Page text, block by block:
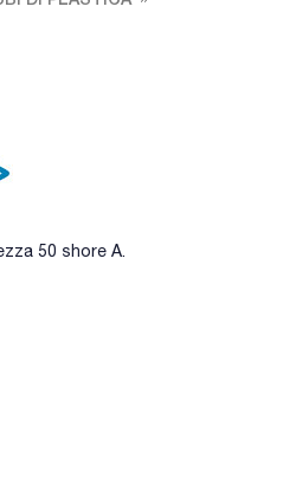
50 shore A.